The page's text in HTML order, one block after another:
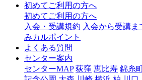
初めてご利用の方へ
初めてご利用の方へ
入会・受講規約 入会から受講ま
みカルポイント
よくある質問
センター案内
センターMAP 荻窪 恵比寿 錦糸